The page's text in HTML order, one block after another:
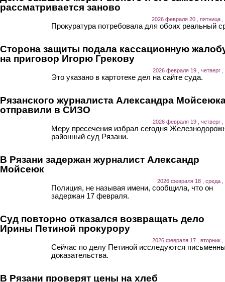
рассматривается заново
2026 февраля 20 , пятница ,
Прокуратура потребовала для обоих реальный
Сторона защиты подала кассационную
на приговор Игорю Грекову
2026 февраля 19 , четверг ,
Это указано в картотеке дел на сайте суда.
Рязанского журналиста Александра
отправили в СИЗО
2026 февраля 19 , четверг ,
Меру пресечения избрал сегодня
районный суд Рязани.
В Рязани задержан журналист Александр
Мойсеюк
2026 февраля 18 , среда ,
Полиция, не называя имени, сообщила, что он
задержан 17 февраля.
Суд повторно отказался возвращать дело
Ирины Петиной прокурору
2026 февраля 17 , вторник ,
Сейчас по делу Петиной исследуются
доказательства.
В Рязани проверят цены на хлеб